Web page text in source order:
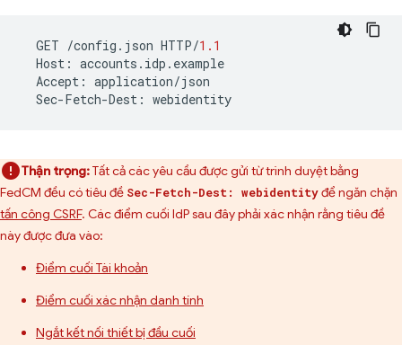
GET /config . json HTTP/1.1
Host : accounts . idp . example
Accept : application/json
Sec-Fetch-Dest : webidentity
Thận trọng:Tất cả các yêu cầu được gửi từ trình duyệt bằng
FedCM đều có tiêu đề Sec-Fetch-Dest: webidentityđể ngăn chặn
tấn công CSRF. Các điểm cuối IdP sau đây phải xác nhận rằng tiêu đề
này được đưa vào:
Điểm cuối Tài khoản
Điểm cuối xác nhận danh tính
Ngắt kết nối thiết bị đầu cuối